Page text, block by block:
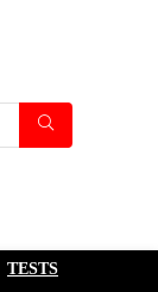
TESTS